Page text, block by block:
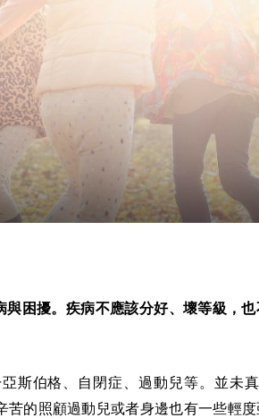
與困擾。疾病不應該分好、壞等級，
斯伯格、自閉症、過動兒等。並未
苦的照顧過動兒或者身邊也有一些輕